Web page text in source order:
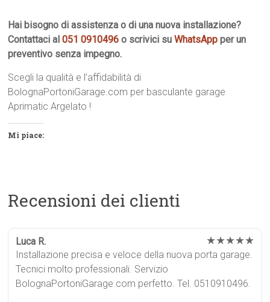
Hai bisogno di assistenza o di una nuova installazione?
Contattaci al051 0910496 o scrivici suWhatsApp per un
preventivo senza impegno.
Scegli la qualità e l’affidabilità di
BolognaPortoniGarage.com per basculante garage
Aprimatic Argelato !
Mi piace:
Recensioni dei clienti
Luca R. ★★★★★
Installazione precisa e veloce della nuova porta garage.
Tecnici molto professionali. Servizio
BolognaPortoniGarage.com perfetto. Tel. 0510910496.